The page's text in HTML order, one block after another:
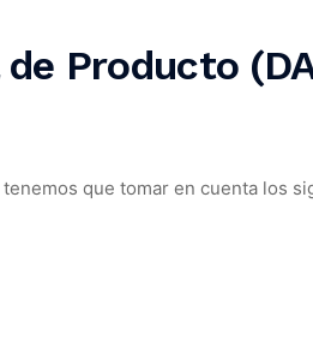
Producto
que tomar en cuenta los